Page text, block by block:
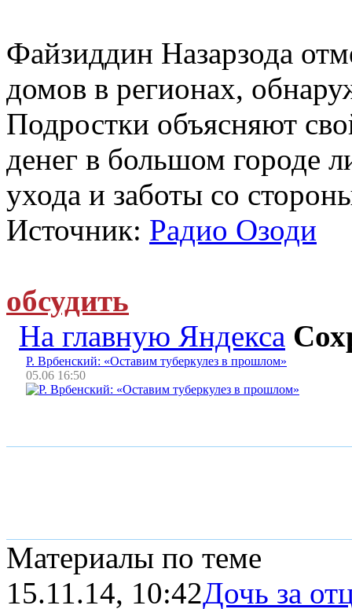
Файзиддин Назарзода
домов в регионах,
Подростки объясняют
денег в большом городе
ухода и заботы со
Источник: Радио Озоди
обсудить
На главную Яндекса
Р. Врбенский: «Оставим туберкулез в прошлом»
05.06 16:50
Материалы по теме
15.11.14, 10:42Дочь за